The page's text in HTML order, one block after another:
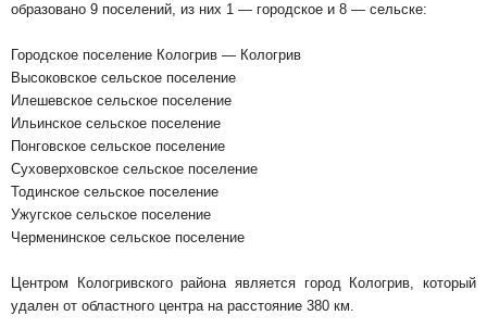
образовано 9 поселений, из них 1 — городское и 8 — сельске:
Городское поселение Кологрив — Кологрив
Высоковское сельское поселение
Илешевское сельское поселение
Ильинское сельское поселение
Понговское сельское поселение
Суховерховское сельское поселение
Тодинское сельское поселение
Ужугское сельское поселение
Черменинское сельское поселение
Центром Кологривского района является город Кологрив, который
удален от областного центра на расстояние 380 км.